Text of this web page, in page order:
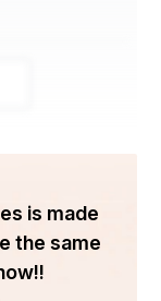
विचारों और
is made
the same